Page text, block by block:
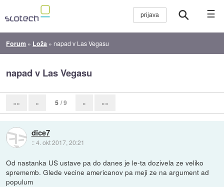
☰
Forum » Loža » napad v Las Vegasu
napad v Las Vegasu
«« « 5 / 9 » »»
dice7
::4. okt 2017, 20:21
Od nastanka US ustave pa do danes je le-ta dozivela ze veliko
sprememb. Glede vecine americanov pa meji ze na argument ad
populum